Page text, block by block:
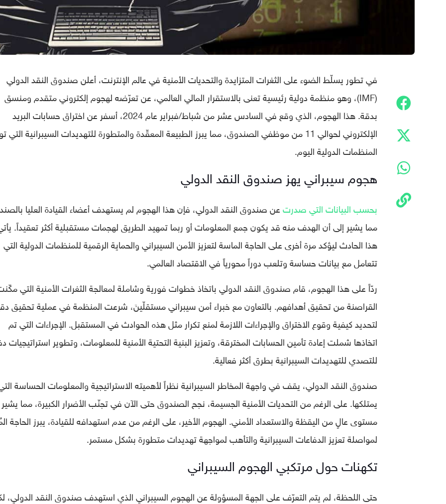
في تطور يسلّط الضوء على الثغرات المتزايدة والتحديات الأمنية في عالم الإنترنت، أعلن صندوق النقد الدولي
(IMF)، وهو منظمة دولية رئيسية تعنى بالاستقرار المالي العالمي، عن تعرّضه لهجوم إلكتروني متقدم ومنسق
بدقة. هذا الهجوم، الذي وقع في السادس عشر من شباط/فبراير عام 2024، أسفر عن اختراق حسابات البريد
الإلكتروني لحوالي 11 من موظفي الصندوق، مما يبرز الطبيعة المعقّدة والمتطورة للتهديدات السيبرانية التي
المنظمات الدولية اليوم.
هجوم سيبراني يهز صندوق النقد الدولي
بحسب البيانات التي صدرتعن صندوق النقد الدولي، فإن هذا الهجوم لم يستهدف أعضاء القيادة العليا
مما يشير إلى أن الهدف منه قد يكون جمع المعلومات أو ربما تمهيد الطريق لهجمات مستقبلية أكثر تعقيداً.
هذا الحادث ليؤكد مرة أخرى على الحاجة الماسة لتعزيز الأمن السيبراني والحماية الرقمية للمنظمات الدولية التي
تتعامل مع بيانات حساسة وتلعب دوراً محورياً في الاقتصاد العالمي.
ردّاً على هذا الهجوم، قام صندوق النقد الدولي باتخاذ خطوات فورية وشاملة لمعالجة الثغرات الأمنية التي
القراصنة من تحقيق أهدافهم. بالتعاون مع خبراء أمن سيبراني مستقلّينَ، شرعت المنظمة في عملية تحقيق
لتحديد كيفية وقوع الاختراق والإجراءات اللازمة لمنع تكرار مثل هذه الحوادث في المستقبل. الإجراءات التي تم
اتخاذها شملت إعادة تأمين الحسابات المخترقة، وتعزيز البنية التحتية الأمنية للمعلومات، وتطوير استراتيجيات
للتصدي للتهديدات السيبرانية بطرق أكثر فعالية.
صندوق النقد الدولي، يقف في واجهة المخاطر السيبرانية نظراً لأهميته الاستراتيجية والمعلومات الحساسة
يمتلكها. على الرغم من التحديات الأمنية الجسيمة، نجح الصندوق حتى الآن في تجنّب الأضرار الكبيرة، مما
مستوى عالٍ من اليقظة والاستعداد الأمني. الهجوم الأخير، على الرغم من عدم استهدافه للقيادة، يبرز الحاجة
لمواصلة تعزيز الدفاعات السيبرانية والتأهب لمواجهة تهديدات متطورة بشكل مستمر.
تكهنات حول مرتكبي الهجوم السيبراني
حتى اللحظة، لم يتم التعرّف على الجهة المسؤولة عن الهجوم السيبراني الذي استهدف صندوق النقد الدولي،